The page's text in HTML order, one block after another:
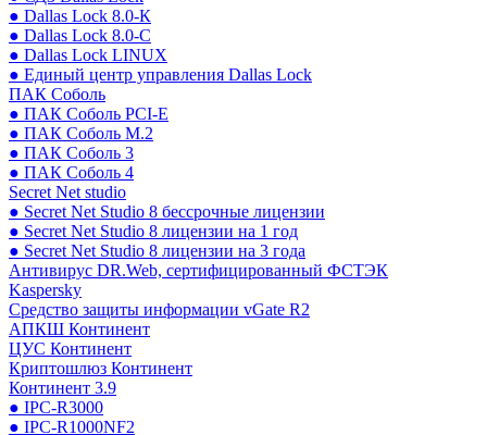
● Dallas Lock 8.0-К
● Dallas Lock 8.0-С
● Dallas Lock LINUX
● Единый центр управления Dallas Lock
ПАК Соболь
● ПАК Соболь PCI-E
● ПАК Соболь М.2
● ПАК Соболь 3
● ПАК Соболь 4
Secret Net studio
● Secret Net Studio 8 бессрочные лицензии
● Secret Net Studio 8 лицензии на 1 год
● Secret Net Studio 8 лицензии на 3 года
Антивирус DR.Web, сертифицированный ФСТЭК
Kaspersky
Средство защиты информации vGate R2
АПКШ Континент
ЦУС Континент
Криптошлюз Континент
Континент 3.9
● IPC-R3000
● IPC-R1000NF2